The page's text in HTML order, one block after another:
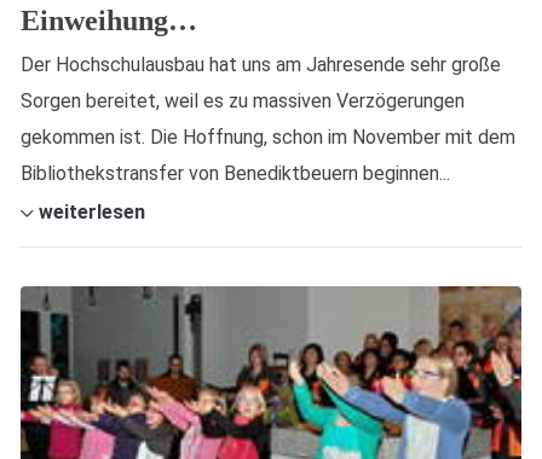
Einweihung…
Der Hochschulausbau hat uns am Jahresende sehr große
Sorgen bereitet, weil es zu massiven Verzögerungen
gekommen ist. Die Hoffnung, schon im November mit dem
Bibliothekstransfer von Benediktbeuern beginnen...
weiterlesen